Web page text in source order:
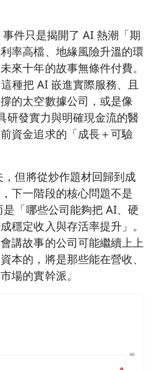
件只是揭開了 AI 熱潮「期
率高檔、地緣風險升溫的環
來十年的故事無條件付費。
種把 AI 嵌進實際服務、且
的太空數據公司，或是像
研發實力與明確現金流的醫
資金追求的「成長＋可驗
但將從炒作題材回歸到成
下一階段的核心問題不是
是「哪些公司能夠把 AI、硬
穩定收入與存活率提升」。
講故事的公司可能繼續上上
本的，將是那些能在營收、
場的實幹派。